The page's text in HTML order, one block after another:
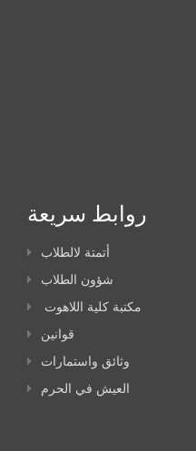
روابط سريعة
أتمتة لالطلاب
شؤون الطلاب
مكتبة كلية اللاهوت
قوانين
وثائق واستمارات
العيش في الحرم